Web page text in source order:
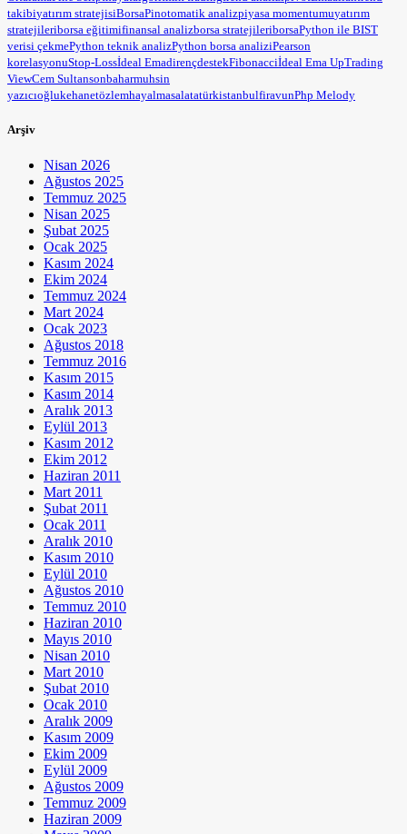
takibiyatırım stratejisiBorsaPinotomatik analizpiyasa momentumuyatırım
stratejileriborsa eğitimifinansal analizborsa stratejileriborsaPython ile BIST
verisi çekmePython teknik analizPython borsa analiziPearson
korelasyonuStop-Lossİdeal EmadirençdestekFibonacciİdeal Ema UpTrading
ViewCem Sultansonbaharmuhsin
yazıcıoğlukehanetözlemhayalmasalatatürkistanbulfiravunPhp Melody
Arşiv
Nisan 2026
Ağustos 2025
Temmuz 2025
Nisan 2025
Şubat 2025
Ocak 2025
Kasım 2024
Ekim 2024
Temmuz 2024
Mart 2024
Ocak 2023
Ağustos 2018
Temmuz 2016
Kasım 2015
Kasım 2014
Aralık 2013
Eylül 2013
Kasım 2012
Ekim 2012
Haziran 2011
Mart 2011
Şubat 2011
Ocak 2011
Aralık 2010
Kasım 2010
Eylül 2010
Ağustos 2010
Temmuz 2010
Haziran 2010
Mayıs 2010
Nisan 2010
Mart 2010
Şubat 2010
Ocak 2010
Aralık 2009
Kasım 2009
Ekim 2009
Eylül 2009
Ağustos 2009
Temmuz 2009
Haziran 2009